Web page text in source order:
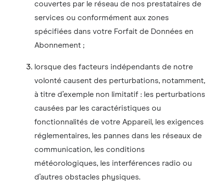
couvertes par le réseau de nos prestataires de
services ou conformément aux zones
spécifiées dans votre Forfait de Données en
Abonnement ;
lorsque des facteurs indépendants de notre
volonté causent des perturbations, notamment,
à titre d’exemple non limitatif : les perturbations
causées par les caractéristiques ou
fonctionnalités de votre Appareil, les exigences
réglementaires, les pannes dans les réseaux de
communication, les conditions
météorologiques, les interférences radio ou
d’autres obstacles physiques.